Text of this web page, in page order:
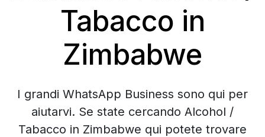
Tabacco in
Zimbabwe
I grandi WhatsApp Business sono qui per
aiutarvi. Se state cercando Alcohol /
Tabacco in Zimbabwe qui potete trovare